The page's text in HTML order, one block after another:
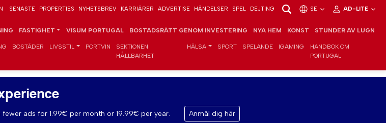
SENASTE PROPERTIES NYHETSBREV KARRIÄRER ADVERTISE HÄNDELSER SPEL DEJTING SE AD-LITE
FASTIGHET VISUM PORTUGAL BOSTADSRÄTT GENOM INVESTERING NYA HEM KONST STUNDER AV LUGN
BOSTÄDER LIVSSTIL PORTVIN
SEKTIONEN
HÅLLBARHET
HÄLSA SPORT SPELANDE IGAMING
HANDBOK OM
PORTUGAL
ads for 1.99€ per month or 19.99€ per year. Anmäl dig här